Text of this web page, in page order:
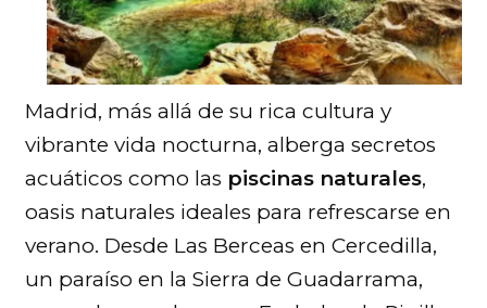
Madrid, más allá de su rica cultura y
vibrante vida nocturna, alberga secretos
acuáticos como las piscinas naturales,
oasis naturales ideales para refrescarse en
verano. Desde Las Berceas en Cercedilla,
un paraíso en la Sierra de Guadarrama,